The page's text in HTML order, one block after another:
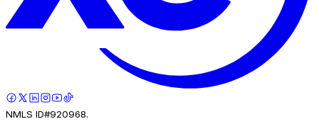
NMLS ID#920968.